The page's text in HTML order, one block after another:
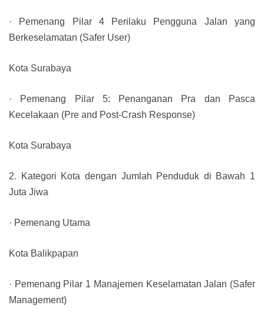
· Pemenang Pilar 4 Perilaku Pengguna Jalan yang
Berkeselamatan (Safer User)
Kota Surabaya
· Pemenang Pilar 5: Penanganan Pra dan Pasca
Kecelakaan (Pre and Post-Crash Response)
Kota Surabaya
2. Kategori Kota dengan Jumlah Penduduk di Bawah 1
Juta Jiwa
· Pemenang Utama
Kota Balikpapan
· Pemenang Pilar 1 Manajemen Keselamatan Jalan (Safer
Management)